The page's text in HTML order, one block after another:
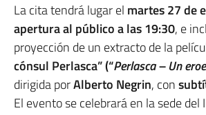
La cita tendrá lugar el martes 27 de
apertura al público a las 19:30, e
proyección de un extracto de la
cónsul Perlasca” (“Perlasca – Un
dirigida porAlberto Negrin, con
El evento se celebrará en la sede del